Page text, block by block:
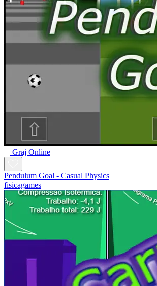
Graj Online
Pendulum Goal - Casual Physics
fisicagames